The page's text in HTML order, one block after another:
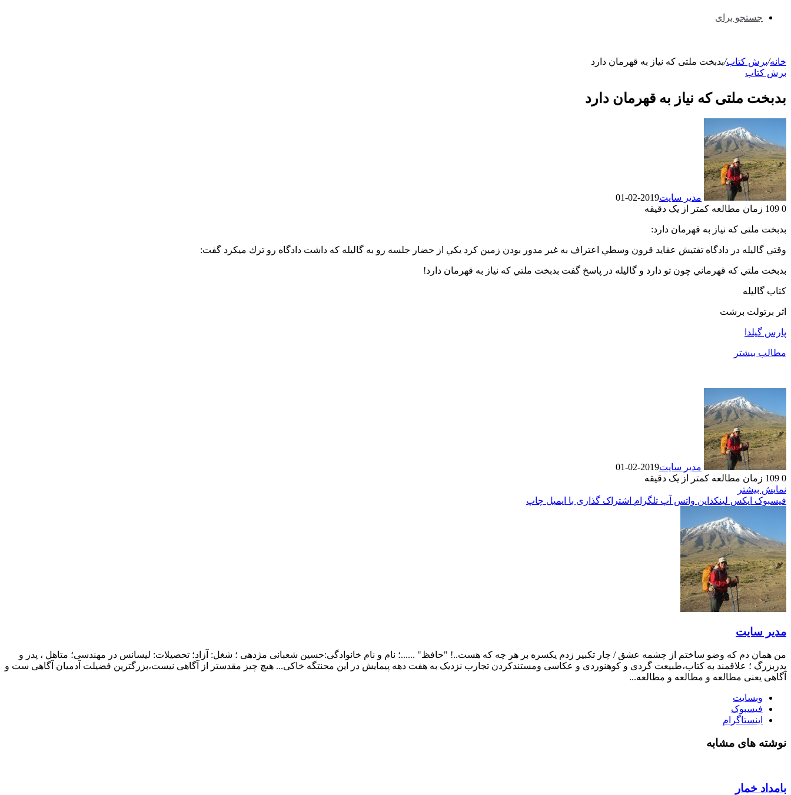
جستجو برای
خانه/برش کتاب/بدبخت ملتی که نیاز به قهرمان دارد
برش کتاب
بدبخت ملتی که نیاز به قهرمان دارد
مدیر سایت2019-02-01
0
زمان مطالعه کمتر از یک دقیقه
بدبخت ملتی که نیاز به قهرمان دارد:
وقتي گاليله در دادگاه تفتيش عقايد قرون وسطي اعتراف به غير مدور بودن زمين كرد يكي از حضار جلسه رو به گاليله كه داشت دادگاه رو ترك ميكرد گفت:
بدبخت ملتي كه قهرماني چون تو دارد و گاليله در پاسخ گفت بدبخت ملتي كه نياز به قهرمان دارد!
كتاب گاليله
اثر برتولت برشت
پارس گیلدا
مطالب بیشتر
مدیر سایت2019-02-01
0
زمان مطالعه کمتر از یک دقیقه
نمایش بیشتر
فیسبوک ایکس لینکداین واتس آپ تلگرام اشتراک گذاری با ایمیل چاپ
مدیر سایت
من همان دم که وضو ساختم از چشمه عشق / چار تکبیر زدم یکسره بر هر چه که هست..! "حافظ" ......؛ نام و نام خانوادگی:حسین شعبانی مژدهی ؛ شغل: آزاد؛ تحصیلات: لیسانس در مهندسی؛ متاهل ، پدر و
پدربزرگ ؛ علاقمند به کتاب،طبیعت گردی و کوهنوردی و عکاسی ومستندکردن تجارب نزدیک به هفت دهه پیمایش در این محنتگه خاکی... هیچ چیز مقدستر از آگاهی نیست،بزرگترین فضیلت آدمیان آگاهی ست و
آگاهی یعنی مطالعه و مطالعه و مطالعه...
وبسایت
فیسبوک
اینستاگرام
نوشته های مشابه
بامداد خمار